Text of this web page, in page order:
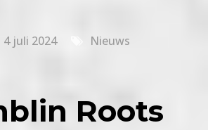
4 juli 2024 Nieuws
Roots